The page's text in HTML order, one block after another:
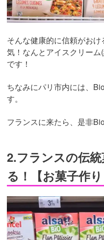
そんな健康的に信頼がお
気！なんとアイスクリー
です！
ちなみにパリ市内には、
す。
フランスに来たら、是非
2.フランスの伝
る！【お菓子作り